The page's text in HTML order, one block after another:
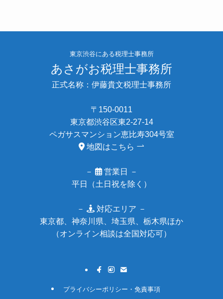
東京渋谷にある税理士事務所
あさがお税理士事務所
正式名称：伊藤貴文税理士事務所
〒150-0011
東京都渋谷区東2-27-14
ペガサスマンション恵比寿304号室
地図はこちら
－
営業日 －
平日（土日祝を除く）
－
対応エリア －
東京都、神奈川県、埼玉県、栃木県ほか
（オンライン相談は全国対応可）
プライバシーポリシー・免責事項